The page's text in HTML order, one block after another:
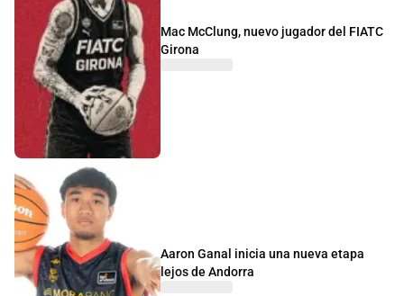
Mac McClung, nuevo jugador del FIATC
Girona
Aaron Ganal inicia una nueva etapa
lejos de Andorra